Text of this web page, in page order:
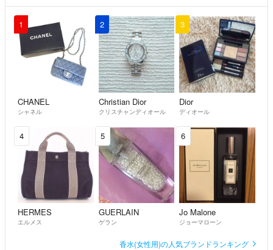
1
CHANEL
シャネル
2
Christian Dior
クリスチャンディオール
3
Dior
ディオール
4
HERMES
エルメス
5
GUERLAIN
ゲラン
6
Jo Malone
ジョーマローン
香水(女性用)の人気ブランドランキング